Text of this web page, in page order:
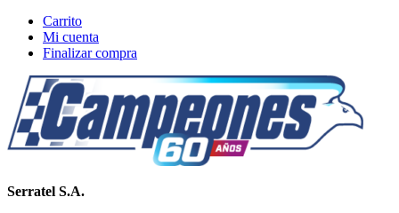
Carrito
Mi cuenta
Finalizar compra
Serratel S.A.